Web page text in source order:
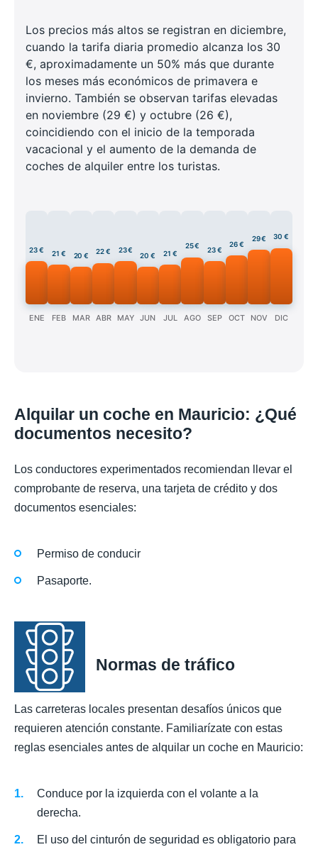
Los precios más altos se registran en diciembre,
cuando la tarifa diaria promedio alcanza los 30
€, aproximadamente un 50% más que durante
los meses más económicos de primavera e
invierno. También se observan tarifas elevadas
en noviembre (29 €) y octubre (26 €),
coincidiendo con el inicio de la temporada
vacacional y el aumento de la demanda de
coches de alquiler entre los turistas.
23 €
ENE
21 €
FEB
20 €
MAR
22 €
ABR
23 €
MAY
20 €
JUN
21 €
JUL
25 €
AGO
23 €
SEP
26 €
OCT
29 €
NOV
30 €
DIC
Alquilar un coche en Mauricio: ¿Qué
documentos necesito?
Los conductores experimentados recomiendan llevar el
comprobante de reserva, una tarjeta de crédito y dos
documentos esenciales:
Permiso de conducir
Pasaporte.
Normas de tráfico
Las carreteras locales presentan desafíos únicos que
requieren atención constante. Familiarízate con estas
reglas esenciales antes de alquilar un coche en Mauricio:
Conduce por la izquierda con el volante a la
derecha.
El uso del cinturón de seguridad es obligatorio para